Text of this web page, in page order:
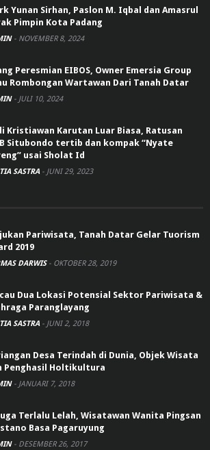
Yunan Sirhan, Paslon M. Iqbal dan Amasrul
Pimpin Kota Padang
- NOVEMBER 8, 2024
Peresmian EIBOS, Owner Emersia Group
Rombongan Wartawan Dari Tanah Datar
- JULI 10, 2024
Kristiawan Karutan Luar Biasa, Ratusan
Situbondo tertib dan kompak “Nyate
usai Sholat Id
SASTRA - JUNI 29, 2023
Pariwisata, Tanah Datar Gelar Tuorism
2019
DARWIS - OKTOBER 28, 2019
Dua Lokasi Potensial Sektor Pariwisata &
Paranglayang
SASTRA - JUNI 2, 2018
Desa Terindah di Dunia, Objek Wisata
Penghasil Holtikultura
- JANUARI 7, 2018
Terlalu Lelah, Wisatawan Wanita Pingsan
Basa Pagaruyung
- DESEMBER 26, 2017